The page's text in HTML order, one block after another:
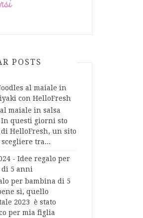
POSTS
al maiale in
con HelloFresh
maiale in salsa
questi giorni sto
HelloFresh, un sito
tra...
- Idee regalo per
5 anni
per bambina di 5
sì, quello
2023 è stato
per mia figlia